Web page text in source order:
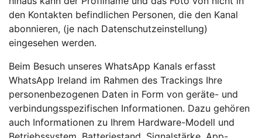
den Kontakten befindlichen Personen, die den Kanal
abonnieren, (je nach Datenschutzeinstellung)
eingesehen werden.
Beim Besuch unseres WhatsApp Kanals erfasst
WhatsApp Ireland im Rahmen des Trackings Ihre
personenbezogenen Daten in Form von geräte- und
verbindungsspezifischen Informationen. Dazu gehören
auch Informationen zu Ihrem Hardware-Modell und